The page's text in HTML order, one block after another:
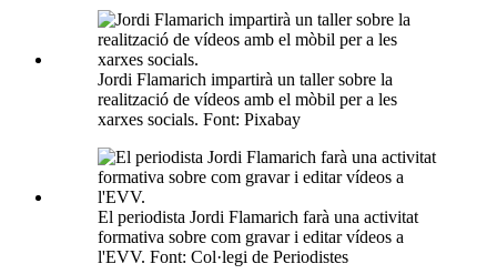
Jordi Flamarich impartirà un taller sobre la
realització de vídeos amb el mòbil per a les
xarxes socials. Font: Pixabay
El periodista Jordi Flamarich farà una activitat
formativa sobre com gravar i editar vídeos a
l'EVV. Font: Col·legi de Periodistes